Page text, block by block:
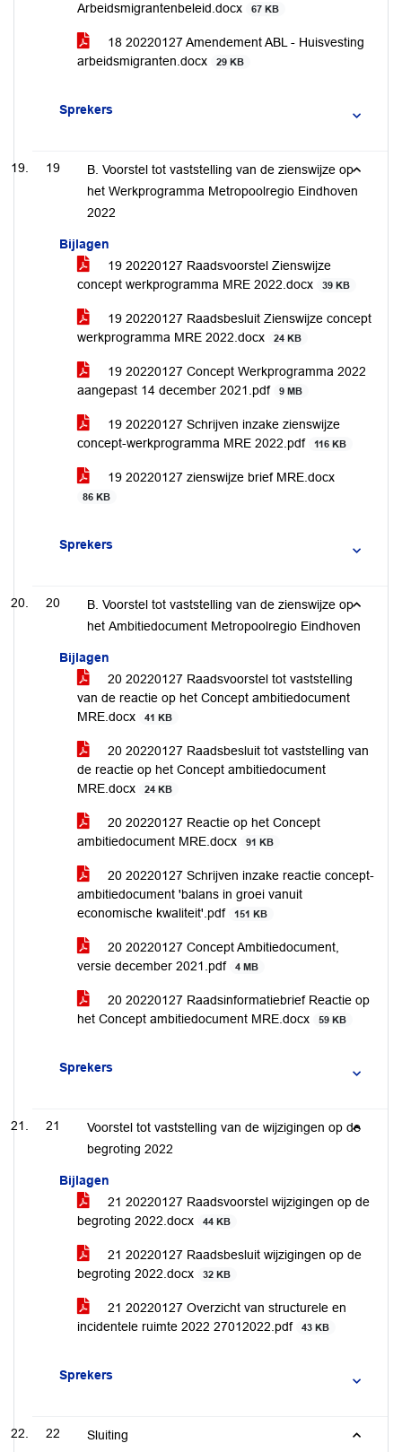
Arbeidsmigrantenbeleid.docx
67 KB
18 20220127 Amendement ABL - Huisvesting
arbeidsmigranten.docx
29 KB
Sprekers
19
B. Voorstel tot vaststelling van de zienswijze op
het Werkprogramma Metropoolregio Eindhoven
2022
Bijlagen
19 20220127 Raadsvoorstel Zienswijze
concept werkprogramma MRE 2022.docx
39 KB
19 20220127 Raadsbesluit Zienswijze concept
werkprogramma MRE 2022.docx
24 KB
19 20220127 Concept Werkprogramma 2022
aangepast 14 december 2021.pdf
9 MB
19 20220127 Schrijven inzake zienswijze
concept-werkprogramma MRE 2022.pdf
116 KB
19 20220127 zienswijze brief MRE.docx
86 KB
Sprekers
20
B. Voorstel tot vaststelling van de zienswijze op
het Ambitiedocument Metropoolregio Eindhoven
Bijlagen
20 20220127 Raadsvoorstel tot vaststelling
van de reactie op het Concept ambitiedocument
MRE.docx
41 KB
20 20220127 Raadsbesluit tot vaststelling van
de reactie op het Concept ambitiedocument
MRE.docx
24 KB
20 20220127 Reactie op het Concept
ambitiedocument MRE.docx
91 KB
20 20220127 Schrijven inzake reactie concept-
ambitiedocument 'balans in groei vanuit
economische kwaliteit'.pdf
151 KB
20 20220127 Concept Ambitiedocument,
versie december 2021.pdf
4 MB
20 20220127 Raadsinformatiebrief Reactie op
het Concept ambitiedocument MRE.docx
59 KB
Sprekers
21
Voorstel tot vaststelling van de wijzigingen op de
begroting 2022
Bijlagen
21 20220127 Raadsvoorstel wijzigingen op de
begroting 2022.docx
44 KB
21 20220127 Raadsbesluit wijzigingen op de
begroting 2022.docx
32 KB
21 20220127 Overzicht van structurele en
incidentele ruimte 2022 27012022.pdf
43 KB
Sprekers
22 Sluiting